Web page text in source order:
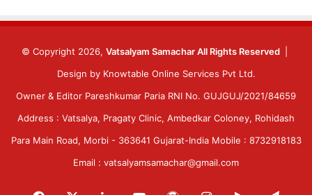
© Copyright 2026, Vatsalyam Samachar All Rights Reserved
Design by Knowtable Online Services Pvt Ltd.
Owner & Editor Pareshkumar Paria RNI No. GUJGUJ/2021/84659
Address : Vatsalya, Pragaty Clinic, Ambedkar Coloney, Rohidash
Para Main Road, Morbi - 363641 Gujarat-India Mobile : 8732918183
Email : vatsalyamsamachar@gmail.com